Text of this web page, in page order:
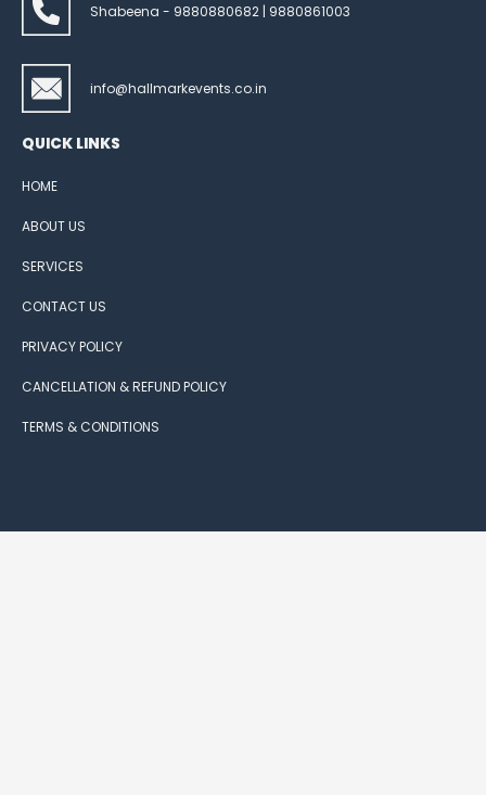
Shabeena - 9880880682 | 9880861003
info@hallmarkevents.co.in
QUICK LINKS
HOME
ABOUT US
SERVICES
CONTACT US
PRIVACY POLICY
CANCELLATION & REFUND POLICY
TERMS & CONDITIONS